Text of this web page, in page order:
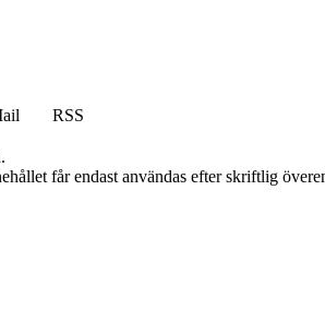
RSS
får endast användas efter skriftlig